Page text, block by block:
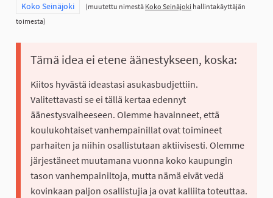
Rajaa tulokset teeman mukaan: Koko Seinäjoki
Koko Seinäjoki (muutettu nimestä Koko Seinäjoki hallintakäyttäjän
toimesta)
Tämä idea ei etene äänestykseen, koska:
Kiitos hyvästä ideastasi asukasbudjettiin.
Valitettavasti se ei tällä kertaa edennyt
äänestysvaiheeseen. Olemme havainneet, että
koulukohtaiset vanhempainillat ovat toimineet
parhaiten ja niihin osallistutaan aktiivisesti. Olemme
järjestäneet muutamana vuonna koko kaupungin
tason vanhempainiltoja, mutta nämä eivät vedä
kovinkaan paljon osallistujia ja ovat kalliita toteuttaa.